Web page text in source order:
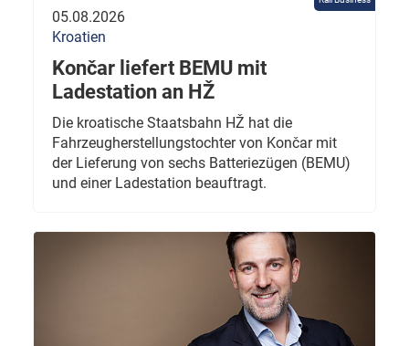
05.08.2026
Kroatien
Končar liefert BEMU mit
Ladestation an HŽ
Die kroatische Staatsbahn HŽ hat die
Fahrzeugherstellungstochter von Končar mit
der Lieferung von sechs Batteriezügen (BEMU)
und einer Ladestation beauftragt.